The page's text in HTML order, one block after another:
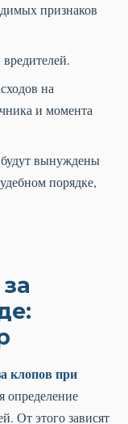
признаков
на
и момента
будут вынуждены
порядке,
клопов при
определение
От этого зависят